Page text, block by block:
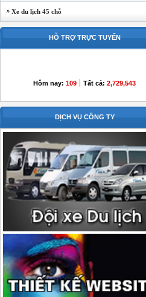
Xe du lịch 45 chỗ
HỖ TRỢ TRỰC TUYẾN
Hôm nay: 109 | Tất cả: 2,729,543
DỊCH VỤ CÔNG TY